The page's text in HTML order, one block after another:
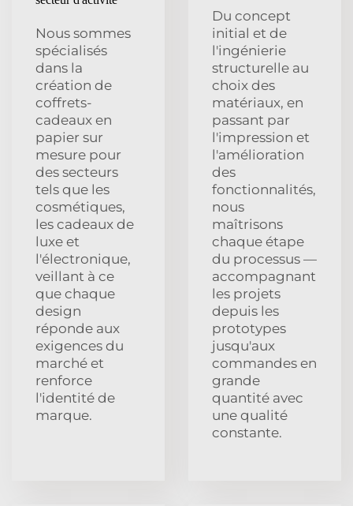
Nous sommes
spécialisés
dans la
création de
coffrets-
cadeaux en
papier sur
mesure pour
des secteurs
tels que les
cosmétiques,
les cadeaux de
luxe et
l'électronique,
veillant à ce
que chaque
design
réponde aux
exigences du
marché et
renforce
l'identité de
marque.
Du concept
initial et de
l'ingénierie
structurelle au
choix des
matériaux, en
passant par
l'impression et
l'amélioration
des
fonctionnalités,
nous
maîtrisons
chaque étape
du processus —
accompagnant
les projets
depuis les
prototypes
jusqu'aux
commandes en
grande
quantité avec
une qualité
constante.